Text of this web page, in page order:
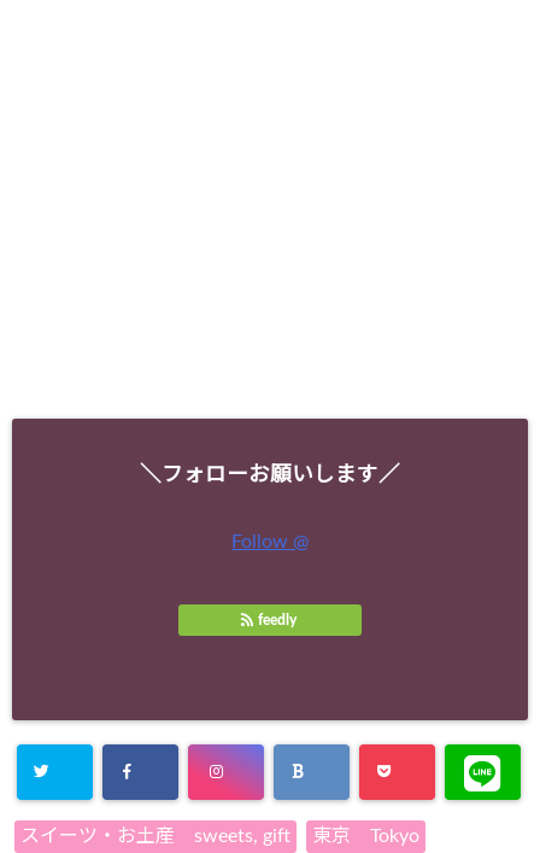
＼フォローお願いします／
Follow @
feedly
スイーツ・お土産 sweets, gift
東京 Tokyo